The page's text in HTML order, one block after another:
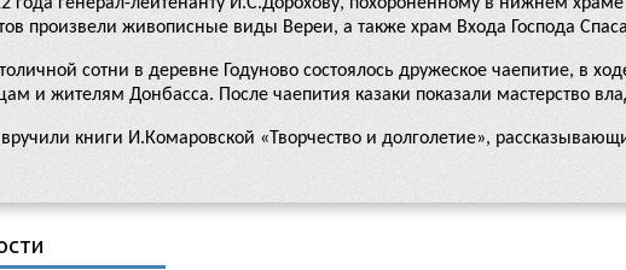
произвели живописные виды Вереи, а также храм Входа Господа
сотни в деревне Годуново состоялось дружеское чаепитие, в
и жителям Донбасса. После чаепития казаки показали мастерство
книги И.Комаровской «Творчество и долголетие»,